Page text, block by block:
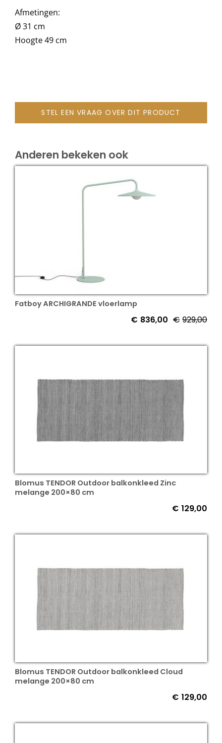
Afmetingen:
Ø 31 cm
Hoogte 49 cm
STEL EEN VRAAG OVER DIT PRODUCT
Anderen bekeken ook
Fatboy ARCHIGRANDE vloerlamp
€ 929,00
€ 836,00
Blomus TENDOR Outdoor balkonkleed Zinc
melange 200×80 cm
€ 129,00
Blomus TENDOR Outdoor balkonkleed Cloud
melange 200×80 cm
€ 129,00